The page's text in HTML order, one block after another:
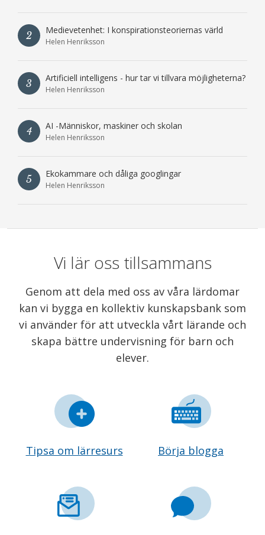
2 Medievetenhet: I konspirationsteoriernas värld
Helen Henriksson
3 Artificiell intelligens - hur tar vi tillvara möjligheterna?
Helen Henriksson
4 AI -Människor, maskiner och skolan
Helen Henriksson
5 Ekokammare och dåliga googlingar
Helen Henriksson
Vi lär oss tillsammans
Genom att dela med oss av våra lärdomar
kan vi bygga en kollektiv kunskapsbank som
vi använder för att utveckla vårt lärande och
skapa bättre undervisning för barn och
elever.
Tipsa om lärresurs Börja blogga